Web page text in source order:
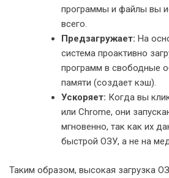
программы и файлы вы
всего.
Предзагружает: На
система проактивно
программ в свободные
памяти (создает кэш).
Ускоряет: Когда вы
или Chrome, они
мгновенно, так как их
быстрой ОЗУ, а не на
Таким образом, высокая загрузка